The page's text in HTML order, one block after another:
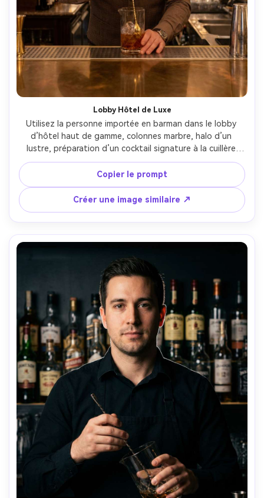
Lobby Hôtel de Luxe
Utilisez la personne importée en barman dans le lobby
d’hôtel haut de gamme, colonnes marbre, halo d’un
lustre, préparation d’un cocktail signature à la cuillère
dorée, veste costume propre, posture assurée, Canon
EOS R3 70mm, cadrage édito, ambiance hospitalité luxe
photoréaliste, lumière cinéma douce --ar 4:5
Copier le prompt
Créer une image similaire ↗